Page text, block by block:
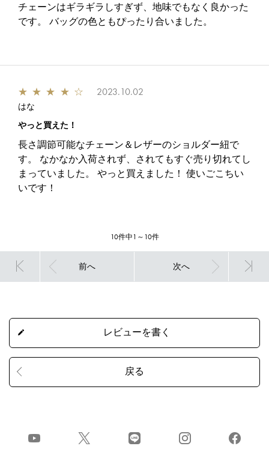
チェーンはギラギラしすぎず、地味でもなく良かった
です。 バッグの色ともぴったり合いました。
★ ★ ★ ★ ☆ 2023.10.02
はな
やっと買えた！
長さ調節可能なチェーン＆レザーのショルダー紐で
す。 なかなか入荷されず、されてもすぐ売り切れてし
まっていました。 やっと買えました！ 使いごこちい
いです！
10件中1～10件
前へ 次へ